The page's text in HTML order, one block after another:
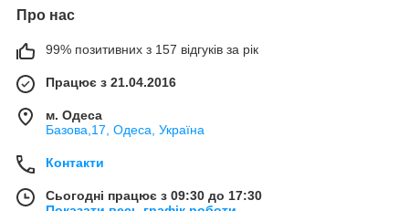
Про нас
99% позитивних з 157 відгуків за рік
Працює з 21.04.2016
м. Одеса
Базова,17, Одеса, Україна
Контакти
Сьогодні працює з 09:30 до 17:30